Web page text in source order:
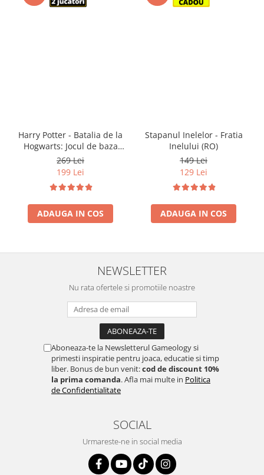
Harry Potter - Batalia de la
Hogwarts: Jocul de baza
(RO)
269 Lei
199 Lei
ADAUGA IN COS
Stapanul Inelelor - Fratia
Inelului (RO)
149 Lei
129 Lei
ADAUGA IN COS
NEWSLETTER
Nu rata ofertele si promotiile noastre
Aboneaza-te la Newsletterul Gameology si
primesti inspiratie pentru joaca, educatie si timp
liber. Bonus de bun venit:cod de discount 10%
la prima comanda. Afla mai multe in Politica
de Confidentialitate
SOCIAL
Urmareste-ne in social media